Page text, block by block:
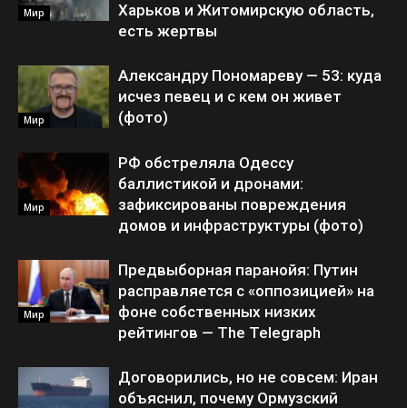
Мир
Харьков и Житомирскую область,
есть жертвы
Мир
Александру Пономареву — 53: куда
исчез певец и с кем он живет
(фото)
Мир
РФ обстреляла Одессу
баллистикой и дронами:
зафиксированы повреждения
домов и инфраструктуры (фото)
Мир
Предвыборная паранойя: Путин
расправляется с «оппозицией» на
фоне собственных низких
рейтингов — The Telegraph
Договорились, но не совсем: Иран
объяснил, почему Ормузский